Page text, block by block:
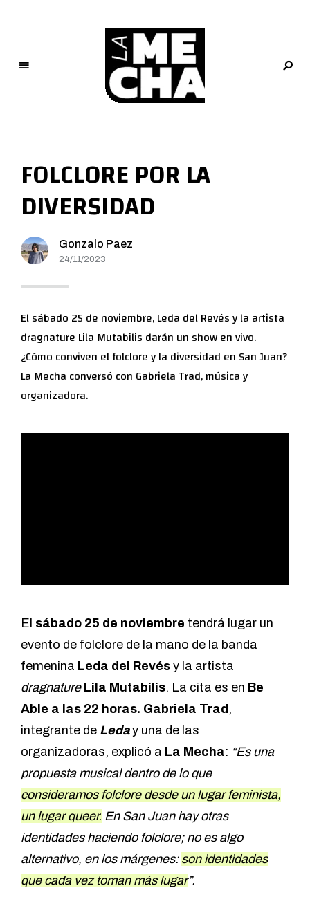
M
e
c
h
a
PERIODISMO DIGITAL
FOLCLORE POR LA
DIVERSIDAD
Gonzalo Paez
24/11/2023
El sábado 25 de noviembre, Leda del Revés y la artista
dragnature Lila Mutabilis darán un show en vivo.
¿Cómo conviven el folclore y la diversidad en San Juan?
La Mecha conversó con Gabriela Trad, música y
organizadora.
El sábado 25 de noviembre tendrá lugar un
evento de folclore de la mano de la banda
femenina Leda del Revés y la artista
dragnature Lila Mutabilis. La cita es en Be
Able a las 22 horas. Gabriela Trad ,
integrante de Leday una de las
organizadoras, explicó a La Mecha: “Es una
propuesta musical dentro de lo que
consideramos folclore desde un lugar feminista,
un lugar queer. En San Juan hay otras
identidades haciendo folclore; no es algo
alternativo, en los márgenes: son identidades
que cada vez toman más lugar”.